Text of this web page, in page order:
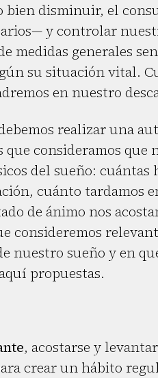
bien disminuir, el
y controlar
medidas generales
su situación vital.
en nuestro
realizar una
consideramos que
del sueño: cuántas
cuánto tardamos
de ánimo nos
consideremos
nuestro sueño y en
propuestas.
, acostarse y
crear un hábito